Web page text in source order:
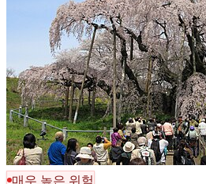
매우 높은 위험